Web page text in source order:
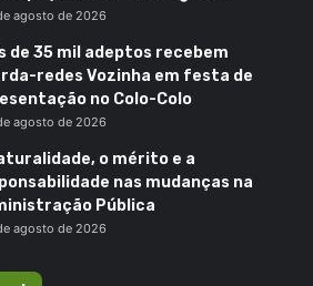
agosto de 2026
de 35 mil adeptos recebem
redes Vozinha em festa de
no Colo-Colo
agosto de 2026
o mérito e a
nas mudanças na
Pública
agosto de 2026